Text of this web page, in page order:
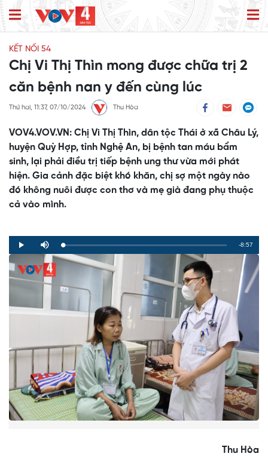
KẾT NỐI 54
Chị Vi Thị Thìn mong được chữa trị 2
căn bệnh nan y đến cùng lúc
Thứ hai, 11:37, 07/10/2024 Thu Hòa
VOV4.VOV.VN: Chị Vi Thị Thìn, dân tộc Thái ở xã Châu Lý,
huyện Quỳ Hợp, tỉnh Nghệ An, bị bệnh tan máu bẩm
sinh, lại phải điều trị tiếp bệnh ung thư vừa mới phát
hiện. Gia cảnh đặc biệt khó khăn, chị sợ một ngày nào
đó không nuôi được con thơ và mẹ già đang phụ thuộc
cả vào mình.
Play Mute Loaded:
0%
Progress:
0%
Remaining
Time
-8:57
Thu Hòa